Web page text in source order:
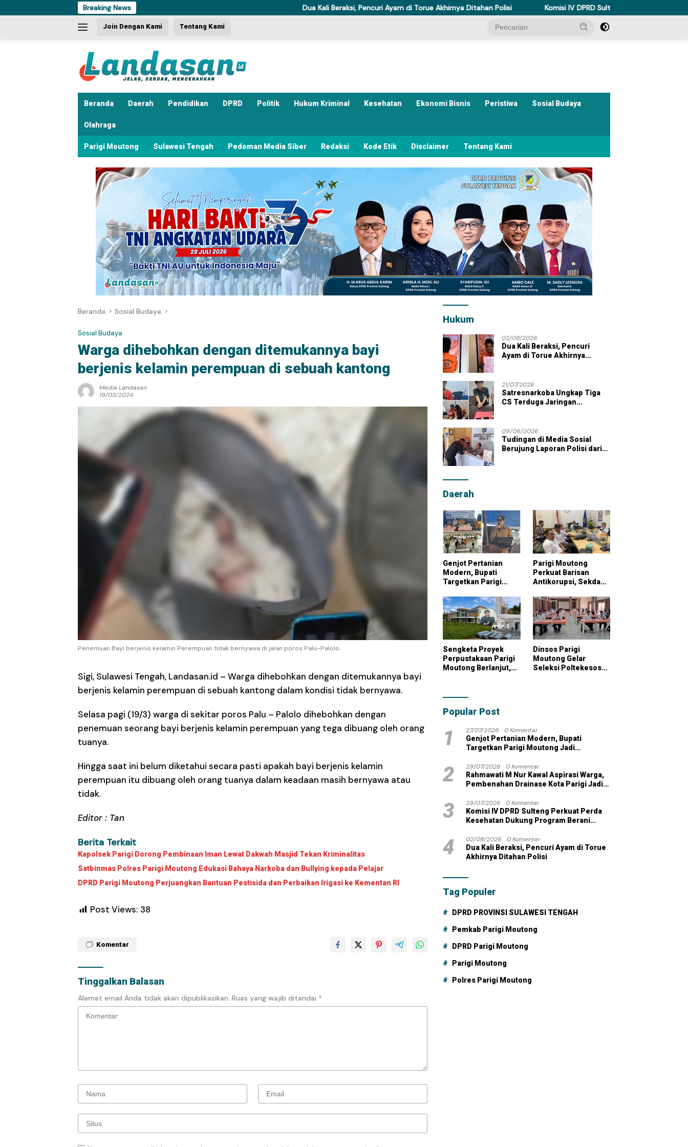
ke
Breaking News Dua Kali Beraksi, Pencuri Ayam di Torue Akhirnya Ditahan Polisi Komisi IV DPRD Sulteng Perkuat Perda Kesehatan
Join Dengan Kami Tentang Kami
Beranda Daerah Pendidikan DPRD Politik Hukum Kriminal Kesehatan Ekonomi Bisnis Peristiwa Sosial Budaya
Olahraga
Parigi Moutong Sulawesi Tengah Pedoman Media Siber Redaksi Kode Etik Disclaimer Tentang Kami
Beranda Sosial Budaya
Sosial Budaya
Warga dihebohkan dengan ditemukannya bayi
berjenis kelamin perempuan di sebuah kantong
Media Landasan
19/03/2024
Penemuan Bayi berjenis kelamin Perempuan tidak bernyawa di jalan poros Palu-Palolo.
Sigi, Sulawesi Tengah, Landasan.id – Warga dihebohkan dengan ditemukannya bayi
berjenis kelamin perempuan di sebuah kantong dalam kondisi tidak bernyawa.
Selasa pagi (19/3) warga di sekitar poros Palu – Palolo dihebohkan dengan
penemuan seorang bayi berjenis kelamin perempuan yang tega dibuang oleh orang
tuanya.
Hingga saat ini belum diketahui secara pasti apakah bayi berjenis kelamin
perempuan itu dibuang oleh orang tuanya dalam keadaan masih bernyawa atau
tidak.
Editor : Tan
Berita Terkait
Kapolsek Parigi Dorong Pembinaan Iman Lewat Dakwah Masjid Tekan Kriminalitas
Satbinmas Polres Parigi Moutong Edukasi Bahaya Narkoba dan Bullying kepada Pelajar
DPRD Parigi Moutong Perjuangkan Bantuan Pestisida dan Perbaikan Irigasi ke Kementan RI
Post Views: 38
Komentar
Tinggalkan Balasan
Alamat email Anda tidak akan dipublikasikan. Ruas yang wajib ditandai *
Hukum
02/08/2026
Dua Kali Beraksi, Pencuri
Ayam di Torue Akhirnya
21/07/2026
Satresnarkoba Ungkap Tiga
CS Terduga Jaringan
09/06/2026
Tudingan di Media Sosial
Berujung Laporan Polisi dari
Daerah
Genjot Pertanian
Modern, Bupati
Targetkan Parigi
Lumbung Pangan
Nasional
Parigi Moutong
Perkuat Barisan
Antikorupsi, Sekda
Bersama KPK
Sengketa Proyek
Perpustakaan Parigi
Moutong Berlanjut,
Tambahan dengan
Dinsos Parigi
Moutong Gelar
Seleksi Poltekesos
Popular Post
1 27/07/2026
0 Komentar
Genjot Pertanian Modern, Bupati
Targetkan Parigi Moutong Jadi
2 29/07/2026
0 Komentar
Rahmawati M Nur Kawal Aspirasi Warga,
Pembenahan Drainase Kota Parigi Jadi
3 29/07/2026
0 Komentar
Komisi IV DPRD Sulteng Perkuat Perda
Kesehatan Dukung Program Berani
4 02/08/2026
0 Komentar
Dua Kali Beraksi, Pencuri Ayam di Torue
Akhirnya Ditahan Polisi
Tag Populer
DPRD PROVINSI SULAWESI TENGAH
Pemkab Parigi Moutong
DPRD Parigi Moutong
Parigi Moutong
Polres Parigi Moutong